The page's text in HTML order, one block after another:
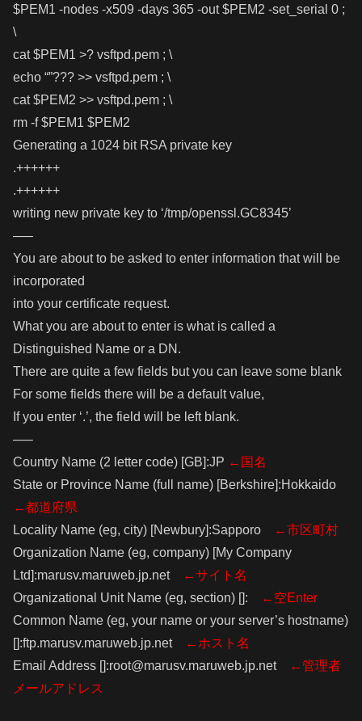
$PEM1 -nodes -x509 -days 365 -out $PEM2 -set_serial 0 ;
\
cat $PEM1 >? vsftpd.pem ; \
echo “”??? >> vsftpd.pem ; \
cat $PEM2 >> vsftpd.pem ; \
rm -f $PEM1 $PEM2
Generating a 1024 bit RSA private key
.++++++
.++++++
writing new private key to ‘/tmp/openssl.GC8345’
—–
You are about to be asked to enter information that will be
incorporated
into your certificate request.
What you are about to enter is what is called a
Distinguished Name or a DN.
There are quite a few fields but you can leave some blank
For some fields there will be a default value,
If you enter ‘.’, the field will be left blank.
—–
Country Name (2 letter code) [GB]:JP ←国名
State or Province Name (full name) [Berkshire]:Hokkaido
←都道府県
Locality Name (eg, city) [Newbury]:Sapporo
←市区町村
Organization Name (eg, company) [My Company
Ltd]:marusv.maruweb.jp.net
←サイト名
Organizational Unit Name (eg, section) []:
←空Enter
Common Name (eg, your name or your server’s hostname)
[]:ftp.marusv.maruweb.jp.net
←ホスト名
Email Address []:root@marusv.maruweb.jp.net
←管理者
メールアドレス